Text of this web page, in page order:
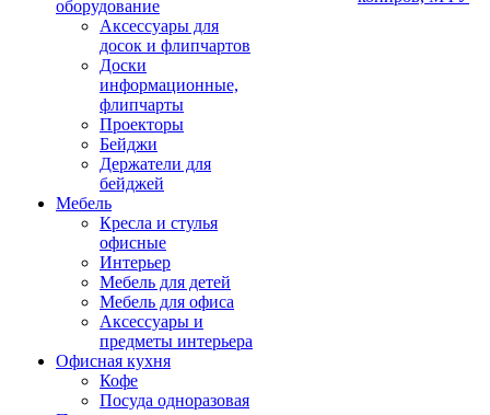
оборудование
Аксессуары для
досок и флипчартов
Доски
информационные,
флипчарты
Проекторы
Бейджи
Держатели для
бейджей
Мебель
Кресла и стулья
офисные
Интерьер
Мебель для детей
Мебель для офиса
Аксессуары и
предметы интерьера
Офисная кухня
Кофе
Посуда одноразовая